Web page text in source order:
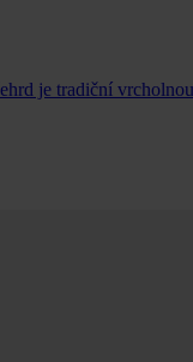
je tradiční